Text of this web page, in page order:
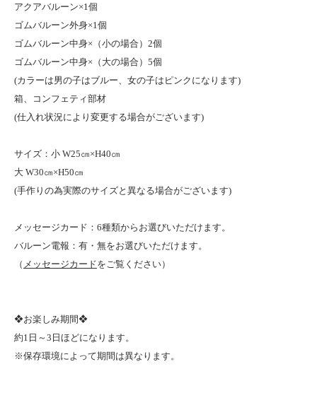
アクアバルーン×1個
ゴムバルーン外身×1個
ゴムバルーン中身×（小の場合）2個
ゴムバルーン中身×（大の場合）5個
(カラーは男の子はブルー、女の子はピンクになります)
箱、コンフェティ部材
(仕入れ状況により変更する場合がございます)
サイズ：小 W25㎝×H40㎝
大 W30㎝×H50㎝
(手作りの為実際のサイズと異なる場合がございます)
メッセージカード：6種類からお選びいただけます。
バルーン電報：有・無をお選びいただけます。
（ メッセージカードをご覧ください）
❖お楽しみ期間❖
約1日～3日ほどになります。
※保存環境によって期間は異なります。